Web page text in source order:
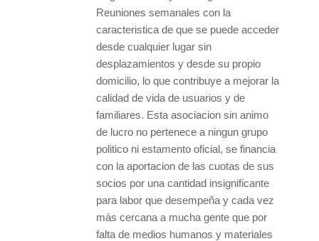
Reuniones semanales con la
caracteristica de que se puede acceder
desde cualquier lugar sin
desplazamientos y desde su propio
domicilio, lo que contribuye a mejorar la
calidad de vida de usuarios y de
familiares. Esta asociacion sin animo
de lucro no pertenece a ningun grupo
politico ni estamento oficial, se financia
con la aportacion de las cuotas de sus
socios por una cantidad insignificante
para labor que desempeña y cada vez
más cercana a mucha gente que por
falta de medios humanos y materiales